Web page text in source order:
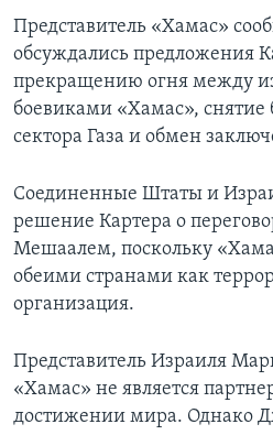
СОЦИАЛЬНЫЕ СЕТИ
Языки
Представитель «Хамас»
обсуждались предложения
прекращению огня между
боевиками «Хамас»,
сектора Газа и обмен
Соединенные Штаты и
решение Картера о
Мешаалем, поскольку
обеими странами как
организация.
Представитель Израиля
«Хамас» не является
достижении мира. Однако